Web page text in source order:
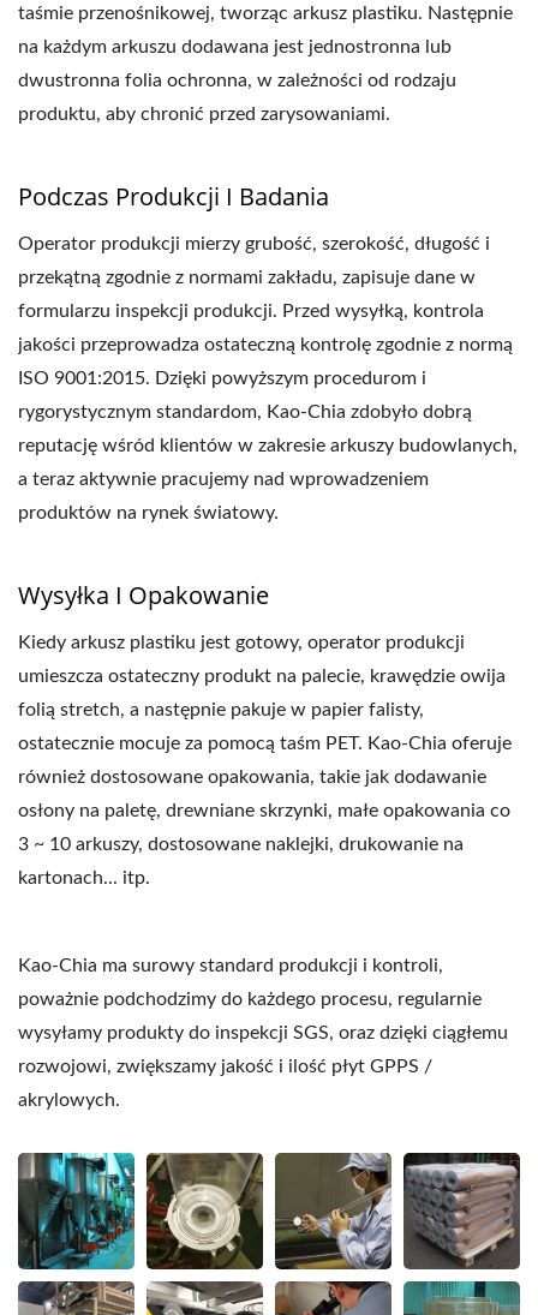
taśmie przenośnikowej, tworząc arkusz plastiku. Następnie
na każdym arkuszu dodawana jest jednostronna lub
dwustronna folia ochronna, w zależności od rodzaju
produktu, aby chronić przed zarysowaniami.
Podczas Produkcji I Badania
Operator produkcji mierzy grubość, szerokość, długość i
przekątną zgodnie z normami zakładu, zapisuje dane w
formularzu inspekcji produkcji. Przed wysyłką, kontrola
jakości przeprowadza ostateczną kontrolę zgodnie z normą
ISO 9001:2015. Dzięki powyższym procedurom i
rygorystycznym standardom, Kao-Chia zdobyło dobrą
reputację wśród klientów w zakresie arkuszy budowlanych,
a teraz aktywnie pracujemy nad wprowadzeniem
produktów na rynek światowy.
Wysyłka I Opakowanie
Kiedy arkusz plastiku jest gotowy, operator produkcji
umieszcza ostateczny produkt na palecie, krawędzie owija
folią stretch, a następnie pakuje w papier falisty,
ostatecznie mocuje za pomocą taśm PET. Kao-Chia oferuje
również dostosowane opakowania, takie jak dodawanie
osłony na paletę, drewniane skrzynki, małe opakowania co
3 ~ 10 arkuszy, dostosowane naklejki, drukowanie na
kartonach... itp.
Kao-Chia ma surowy standard produkcji i kontroli,
poważnie podchodzimy do każdego procesu, regularnie
wysyłamy produkty do inspekcji SGS, oraz dzięki ciągłemu
rozwojowi, zwiększamy jakość i ilość płyt GPPS /
akrylowych.